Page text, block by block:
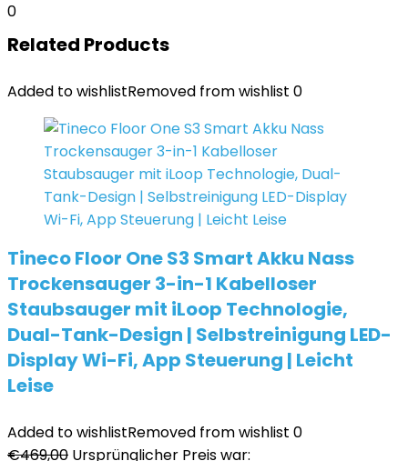
0
Related Products
Added to wishlistRemoved from wishlist 0
Tineco Floor One S3 Smart Akku Nass
Trockensauger 3-in-1 Kabelloser
Staubsauger mit iLoop Technologie,
Dual-Tank-Design | Selbstreinigung LED-
Display Wi-Fi, App Steuerung | Leicht
Leise
Added to wishlistRemoved from wishlist 0
€469,00 Ursprünglicher Preis war: